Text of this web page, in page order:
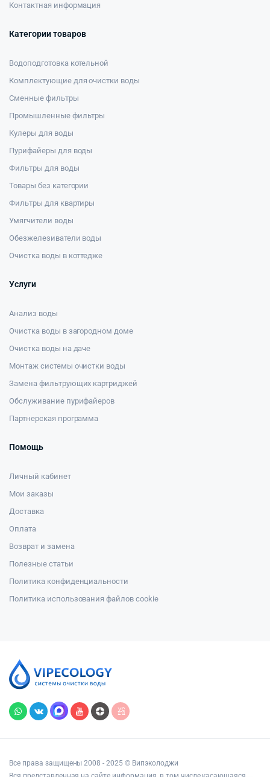
Контактная информация
Категории товаров
Водоподготовка котельной
Комплектующие для очистки воды
Сменные фильтры
Промышленные фильтры
Кулеры для воды
Пурифайеры для воды
Фильтры для воды
Товары без категории
Фильтры для квартиры
Умягчители воды
Обезжелезиватели воды
Очистка воды в коттедже
Услуги
Анализ воды
Очистка воды в загородном доме
Очистка воды на даче
Монтаж системы очистки воды
Замена фильтрующих картриджей
Обслуживание пурифайеров
Партнерская программа
Помощь
Личный кабинет
Мои заказы
Доставка
Оплата
Возврат и замена
Полезные статьи
Политика конфиденциальности
Политика использования файлов cookie
Все права защищены 2008 - 2025 © Випэколоджи